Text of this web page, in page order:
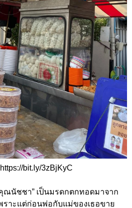
bit.ly/3zBjKyC
ณนัชชา” เป็นมรดกตกทอดมาจาก
พราะแต่ก่อนพ่อกับแม่ของเธอขาย